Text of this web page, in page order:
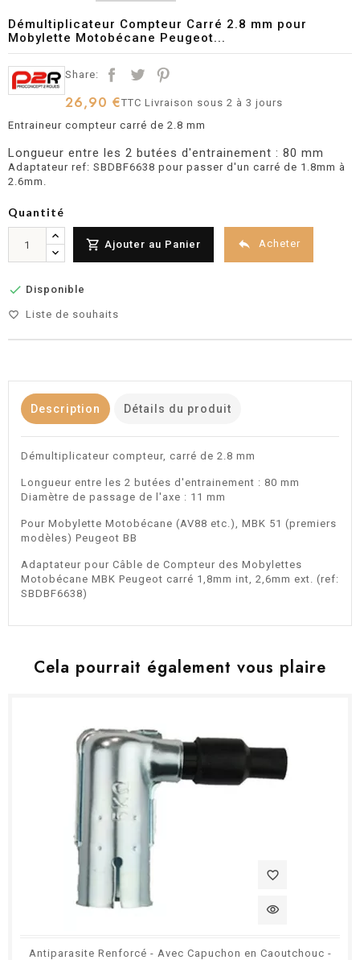
Démultiplicateur Compteur Carré 2.8 mm pour
Mobylette Motobécane Peugeot...
Share:
26,90 €TTCLivraison sous 2 à 3 jours
Entraineur compteur carré de 2.8 mm
Longueur entre les 2 butées d'entrainement : 80 mm
Adaptateur ref: SBDBF6638 pour passer d'un carré de 1.8mm à
2.6mm.
Quantité
 Ajouter au Panier  Acheter
 Disponible
favorite_border Liste de souhaits
Description Détails du produit
Démultiplicateur compteur, carré de 2.8 mm
Longueur entre les 2 butées d'entrainement : 80 mm
Diamètre de passage de l'axe : 11 mm
Pour Mobylette Motobécane (AV88 etc.), MBK 51 (premiers
modèles) Peugeot BB
Adaptateur pour Câble de Compteur des Mobylettes
Motobécane MBK Peugeot carré 1,8mm int, 2,6mm ext. (ref:
SBDBF6638)
Cela pourrait également vous plaire
favorite_border
visibility
Antiparasite Renforcé - Avec Capuchon en Caoutchouc -